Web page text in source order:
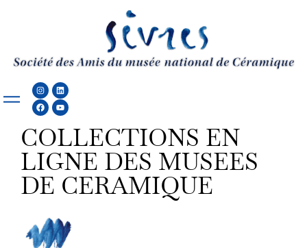
Instagram
Linkedin
FacebookYoutube
COLLECTIONS EN
LIGNE DES MUSEES
DE CERAMIQUE